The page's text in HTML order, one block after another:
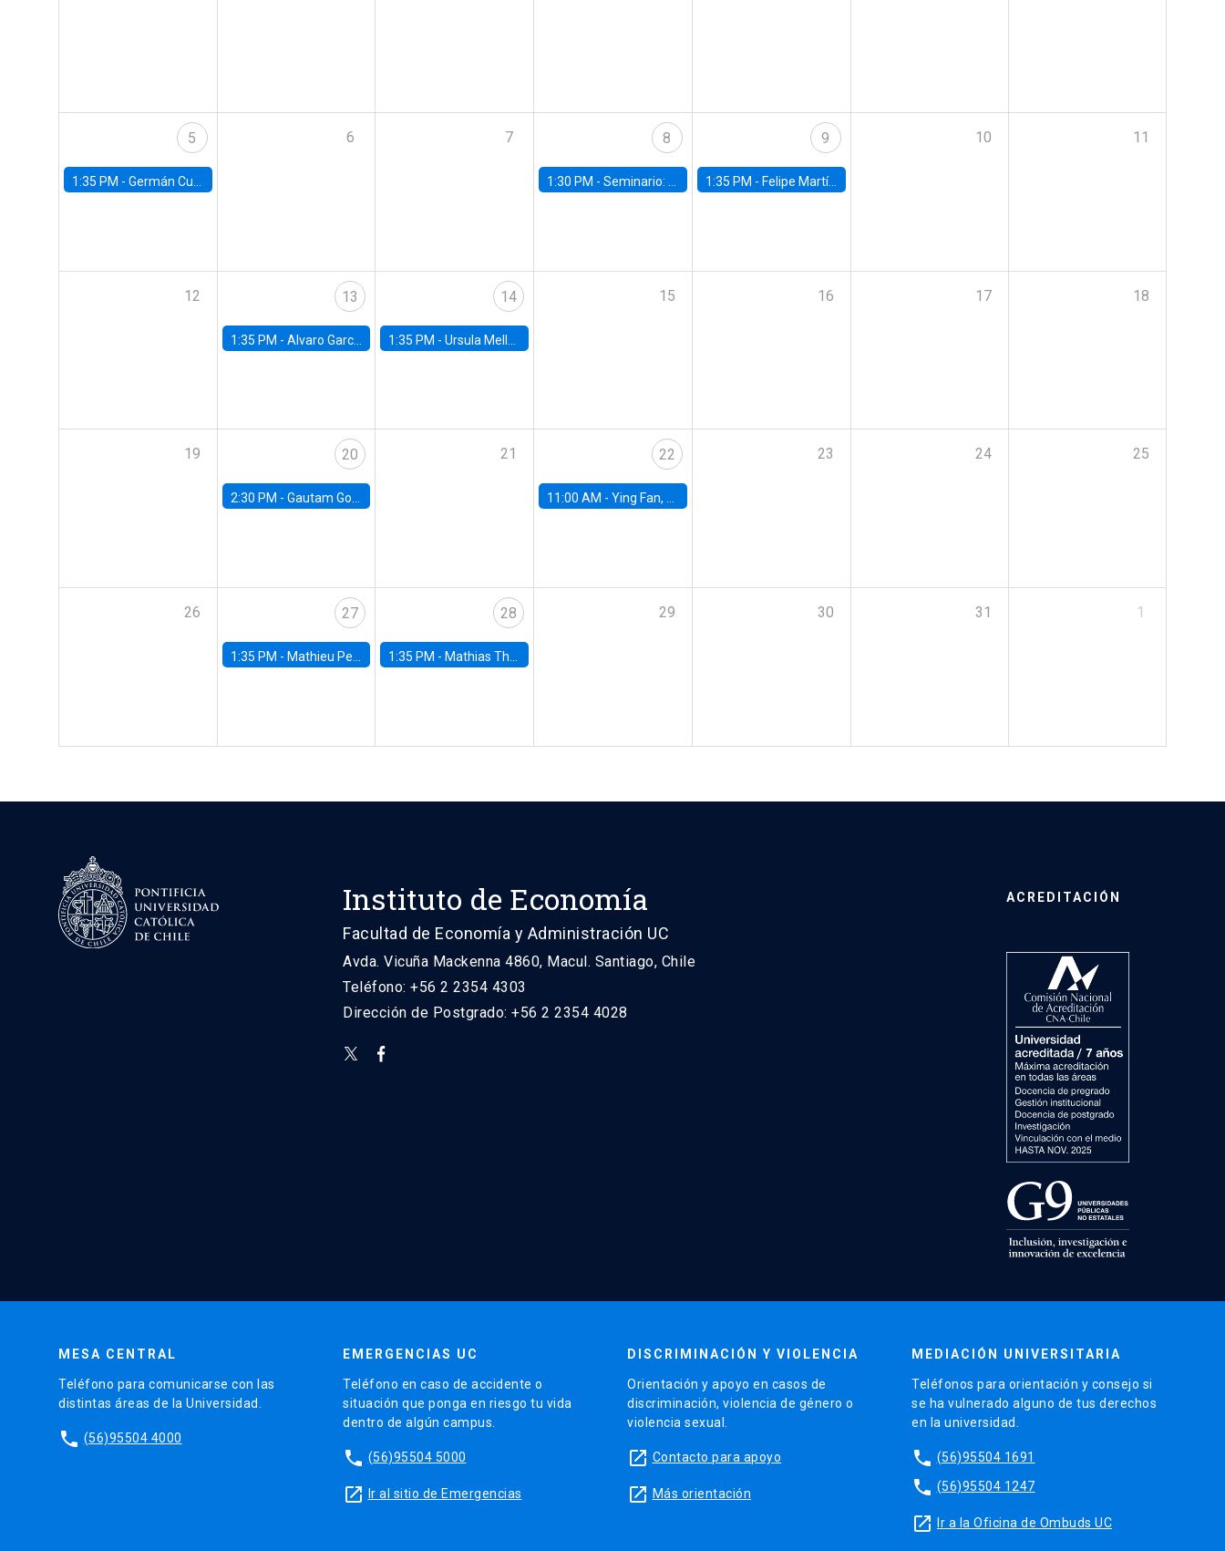
5
1:35 PM - Germán Cubas, University of Houston
6 7 8
1:30 PM -Seminario: “Recuperando la humanidad para progresar en la era de la IA»
9
1:35 PM - Felipe Martínez, alumno Doctorado en Economía UC
10 11
12 13
1:35 PM - Alvaro Garcia-Marin, Universidad de Los Andes
14
1:35 PM -Ursula Mello, Insper - Institute of Education and Research
15 16 17 18
19 20
2:30 PM - Gautam Gowrisankaran, Columbia University
21 22
11:00 AM -Ying Fan, University of Michigan
23 24 25
26 27
1:35 PM - Mathieu Pedemonte, IDB
28
1:35 PM - Mathias Thoenig, University of Lausanne
29 30 31 1
Instituto de Economía
Facultad de Economía y Administración UC
Avda. Vicuña Mackenna 4860, Macul. Santiago, Chile
Teléfono: +56 2 2354 4303
Dirección de Postgrado: +56 2 2354 4028
ACREDITACIÓN
MESA CENTRAL
Teléfono para comunicarse con las
distintas áreas de la Universidad.
phone (56)95504 4000
EMERGENCIAS UC
Teléfono en caso de accidente o
situación que ponga en riesgo tu vida
dentro de algún campus.
phone (56)95504 5000
launch Ir al sitio de Emergencias
DISCRIMINACIÓN Y VIOLENCIA
Orientación y apoyo en casos de
discriminación, violencia de género o
violencia sexual.
launch Contacto para apoyo
launch Más orientación
MEDIACIÓN UNIVERSITARIA
Teléfonos para orientación y consejo si
se ha vulnerado alguno de tus derechos
en la universidad.
phone (56)95504 1691
phone (56)95504 1247
launch Ir a la Oficina de Ombuds UC